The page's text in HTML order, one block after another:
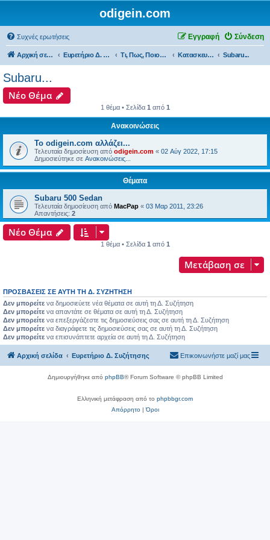
odigein.com
Συχνές ερωτήσεις Σύνδεση
Εγγραφή
Αρχική σελίδα Ευρετήριο Δ. Συζήτησης Τι, Πως, Ποιος & Πού... Κατασκευαστές & εκπρόσωποι... Subaru...
Subaru...
Νέο Θέμα
1 θέμα • Σελίδα 1 από 1
Ανακοινώσεις
Το odigein.com αλλάζει...
Τελευταία δημοσίευση από odigein.com « 02 Αύγ 2022, 17:15
Δημοσιεύτηκε σε Ανακοινώσεις...
Θέματα
Subaru 500 Sedan
Τελευταία δημοσίευση από MacPap « 03 Μαρ 2011, 23:26
Απαντήσεις: 2
Νέο Θέμα
1 θέμα • Σελίδα 1 από 1
Μετάβαση σε
ΠΡΟΣΒΆΣΕΙΣ ΣΕ ΑΥΤΉ ΤΗ Δ. ΣΥΖΉΤΗΣΗ
Δεν μπορείτε να δημοσιεύετε νέα θέματα σε αυτή τη Δ. Συζήτηση
Δεν μπορείτε να απαντάτε σε θέματα σε αυτή τη Δ. Συζήτηση
Δεν μπορείτε να επεξεργάζεστε τις δημοσιεύσεις σας σε αυτή τη Δ. Συζήτηση
Δεν μπορείτε να διαγράφετε τις δημοσιεύσεις σας σε αυτή τη Δ. Συζήτηση
Δεν μπορείτε να επισυνάπτετε αρχεία σε αυτή τη Δ. Συζήτηση
Αρχική σελίδα Ευρετήριο Δ. Συζήτησης Επικοινωνήστε μαζί μας
Δημιουργήθηκε από phpBB® Forum Software © phpBB Limited
Ελληνική μετάφραση από το phpbbgr.com
Απόρρητο|Όροι